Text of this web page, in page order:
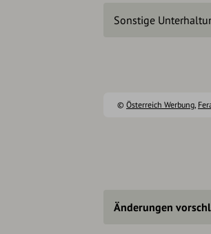
Sonstige
© Österreich Werbung,
Änderungen